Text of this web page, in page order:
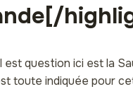
est question ici est la
toute indiquée pour